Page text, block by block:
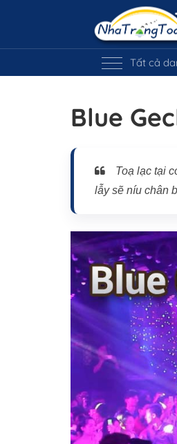
Tất cả
Blue
Toạ lạc tại
lẫy sẽ níu chân
Vị trí trên bản đồ